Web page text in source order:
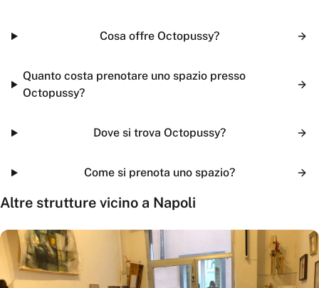
Cosa offre Octopussy?
Quanto costa prenotare uno spazio presso
Octopussy?
Dove si trova Octopussy?
Come si prenota uno spazio?
Altre strutture vicino a Napoli